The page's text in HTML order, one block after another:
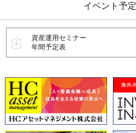
イベント予定
資産運用セミナー
年間予定表